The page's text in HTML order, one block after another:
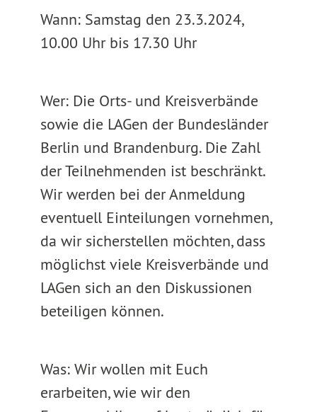
Wann: Samstag den 23.3.2024,
10.00 Uhr bis 17.30 Uhr
Wer: Die Orts- und Kreisverbände
sowie die LAGen der Bundesländer
Berlin und Brandenburg. Die Zahl
der Teilnehmenden ist beschränkt.
Wir werden bei der Anmeldung
eventuell Einteilungen vornehmen,
da wir sicherstellen möchten, dass
möglichst viele Kreisverbände und
LAGen sich an den Diskussionen
beteiligen können.
Was: Wir wollen mit Euch
erarbeiten, wie wir den